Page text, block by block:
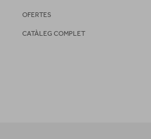
OFERTES
CATÀLEG COMPLET